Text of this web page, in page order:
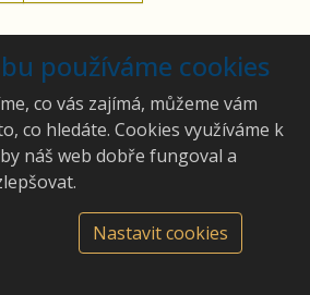
Vyhledány2zájezdy
-
Ing. Hana Lepková - CA
Východní 546, 66424 Drásov
774548539
používáme cookies
co vás zajímá, můžeme vám
co hledáte. Cookies využíváme k
náš web dobře fungoval a
Nastavit cookies